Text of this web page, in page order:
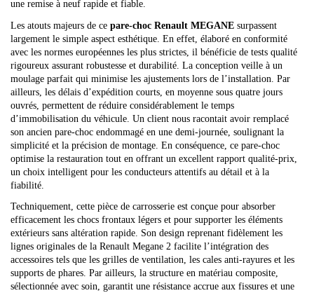
une remise à neuf rapide et fiable.
Les atouts majeurs de ce pare-choc Renault MEGANE surpassent
largement le simple aspect esthétique. En effet, élaboré en conformité
avec les normes européennes les plus strictes, il bénéficie de tests qualité
rigoureux assurant robustesse et durabilité. La conception veille à un
moulage parfait qui minimise les ajustements lors de l’installation. Par
ailleurs, les délais d’expédition courts, en moyenne sous quatre jours
ouvrés, permettent de réduire considérablement le temps
d’immobilisation du véhicule. Un client nous racontait avoir remplacé
son ancien pare-choc endommagé en une demi-journée, soulignant la
simplicité et la précision de montage. En conséquence, ce pare-choc
optimise la restauration tout en offrant un excellent rapport qualité-prix,
un choix intelligent pour les conducteurs attentifs au détail et à la
fiabilité.
Techniquement, cette pièce de carrosserie est conçue pour absorber
efficacement les chocs frontaux légers et pour supporter les éléments
extérieurs sans altération rapide. Son design reprenant fidèlement les
lignes originales de la Renault Megane 2 facilite l’intégration des
accessoires tels que les grilles de ventilation, les cales anti-rayures et les
supports de phares. Par ailleurs, la structure en matériau composite,
sélectionnée avec soin, garantit une résistance accrue aux fissures et une